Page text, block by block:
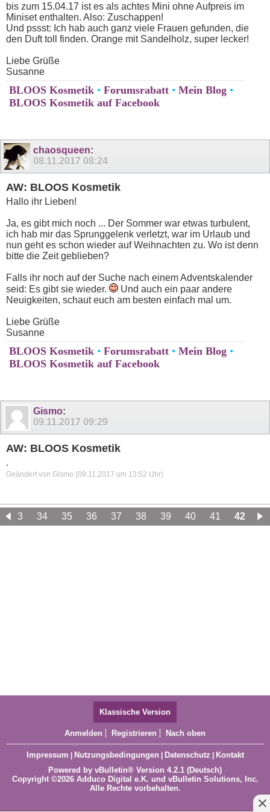
bis zum 15.04.17 ist es als achtes Mini ohne Aufpreis im
Miniset enthalten. Also: Zuschappen!
Und pssst: Ich hab auch ganz viele Frauen gefunden, die
den Duft toll finden. Orange mit Sandelholz, super lecker!
Liebe Grüße
Susanne
BLOOS Kosmetik • Forumsrabatt • Mein Blog •
BLOOS Kosmetik auf Facebook
chaosqueen:
08.11.2017 08:24
AW: BLOOS Kosmetik
Hallo ihr Lieben!
Ja, es gibt mich noch ... Der Sommer war etwas turbulent,
ich hab mir das Sprunggelenk verletzt, war im Urlaub und
nun geht es schon wieder auf Weihnachten zu. Wo ist denn
bitte die Zeit geblieben?
Falls ihr noch auf der Suche nach einem Adventskalender
seid: Es gibt sie wieder.
Und auch ein paar andere
Neuigkeiten, schaut euch am besten einfach mal um.
Liebe Grüße
Susanne
BLOOS Kosmetik • Forumsrabatt • Mein Blog •
BLOOS Kosmetik auf Facebook
Gismo:
09.11.2017 09:29
AW: BLOOS Kosmetik
.
Geändert von Gismo (09.11.2017 um 13:52 Uhr)
33 34 35 36 37 38 39 40 41 42
Klassische Version
Anmelden Registrieren Nach oben
Impressum Nutzungsbedingungen Datenschutz
Kontakt
Powered by vBulletin® Version 4.2.1 (Deutsch)
Copyright ©2026 Adduco Digital e.K. und vBulletin Solutions, Inc.
Alle Rechte vorbehalten.